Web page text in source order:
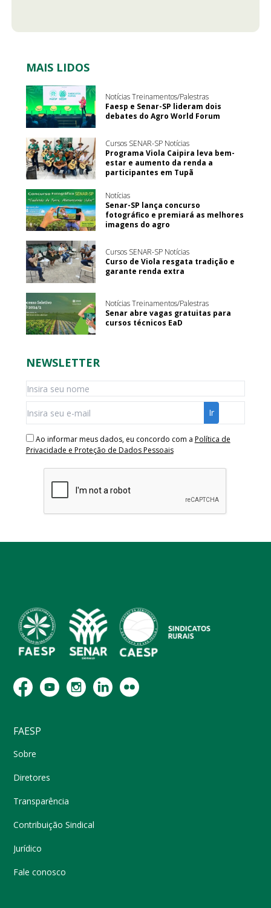
MAIS LIDOS
Notícias Treinamentos/Palestras
Faesp e Senar-SP lideram dois
debates do Agro World Forum
Cursos SENAR-SP Notícias
Programa Viola Caipira leva bem-
estar e aumento da renda a
participantes em Tupã
Notícias
Senar-SP lança concurso
fotográfico e premiará as melhores
imagens do agro
Cursos SENAR-SP Notícias
Curso de Viola resgata tradição e
garante renda extra
Notícias Treinamentos/Palestras
Senar abre vagas gratuitas para
cursos técnicos EaD
NEWSLETTER
Ao informar meus dados, eu concordo com a Política de
Privacidade e Proteção de Dados Pessoais
FAESP
Sobre
Diretores
Transparência
Contribuição Sindical
Jurídico
Fale conosco